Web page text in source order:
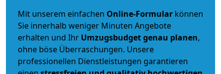
Mit unserem einfachen Online-Formular können
Sie innerhalb weniger Minuten Angebote
erhalten und Ihr Umzugsbudgetgenau planen,
ohne böse Überraschungen. Unsere
professionellen Dienstleistungen garantieren